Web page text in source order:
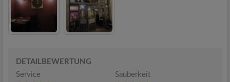
DETAILBEWERTUNG
Service
Sauberkeit